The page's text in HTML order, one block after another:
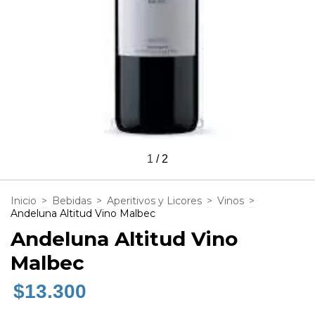
1 / 2
Inicio > Bebidas > Aperitivos y Licores > Vinos >
Andeluna Altitud Vino Malbec
Andeluna Altitud Vino
Malbec
$13.300